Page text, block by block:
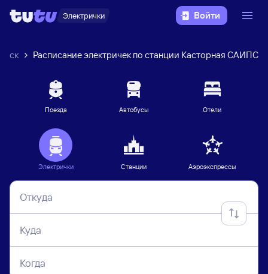
Электрички Войти
Расписание электричек по станции Касторная САИПС
Поезда Автобусы Отели
Электрички Станции Аэроэкспрессы
Откуда
Куда
Когда